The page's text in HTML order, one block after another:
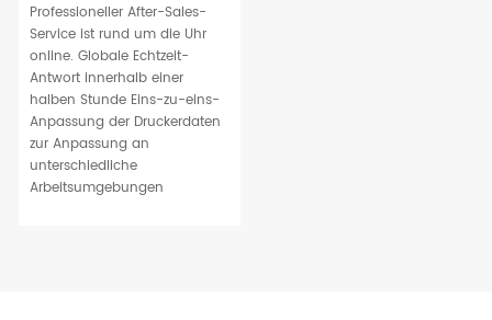
Professioneller After-Sales-
Service ist rund um die Uhr
online. Globale Echtzeit-
Antwort innerhalb einer
halben Stunde Eins-zu-eins-
Anpassung der Druckerdaten
zur Anpassung an
unterschiedliche
Arbeitsumgebungen